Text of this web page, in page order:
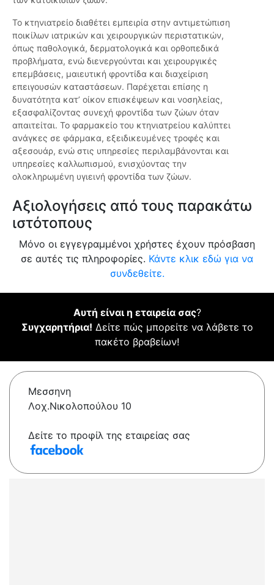
Το κτηνιατρείο διαθέτει εμπειρία στην αντιμετώπιση
ποικίλων ιατρικών και χειρουργικών περιστατικών,
όπως παθολογικά, δερματολογικά και ορθοπεδικά
προβλήματα, ενώ διενεργούνται και χειρουργικές
επεμβάσεις, μαιευτική φροντίδα και διαχείριση
επειγουσών καταστάσεων. Παρέχεται επίσης η
δυνατότητα κατ’ οίκον επισκέψεων και νοσηλείας,
εξασφαλίζοντας συνεχή φροντίδα των ζώων όταν
απαιτείται. Το φαρμακείο του κτηνιατρείου καλύπτει
ανάγκες σε φάρμακα, εξειδικευμένες τροφές και
αξεσουάρ, ενώ στις υπηρεσίες περιλαμβάνονται και
υπηρεσίες καλλωπισμού, ενισχύοντας την
ολοκληρωμένη υγιεινή φροντίδα των ζώων.
Αξιολογήσεις από τους παρακάτω
ιστότοπους
Μόνο οι εγγεγραμμένοι χρήστες έχουν πρόσβαση
σε αυτές τις πληροφορίες. Κάντε κλικ εδώ για να
συνδεθείτε.
Αυτή είναι η εταιρεία σας?
Συγχαρητήρια! Δείτε πώς μπορείτε να λάβετε το
πακέτο βραβείων!
Μεσσηνη
Λοχ.Νικολοπούλου 10
Δείτε το προφίλ της εταιρείας σας